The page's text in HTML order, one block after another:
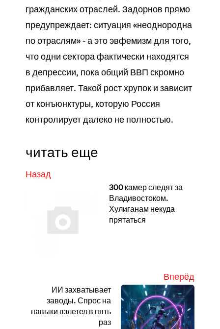
гражданских отраслей. Задорнов прямо
предупреждает: ситуация «неоднородна
по отраслям» - а это эвфемизм для того,
что одни сектора фактически находятся
в депрессии, пока общий ВВП скромно
прибавляет. Такой рост хрупок и зависит
от конъюнктуры, которую Россия
контролирует далеко не полностью.
читать еще
Назад
300 камер следят за
Владивостоком.
Хулиганам некуда
прятаться
Вперёд
ИИ захватывает
заводы. Спрос на
навыки взлетел в пять
раз